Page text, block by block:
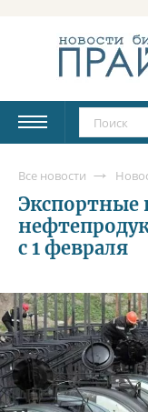
Все новости
с 1 февраля